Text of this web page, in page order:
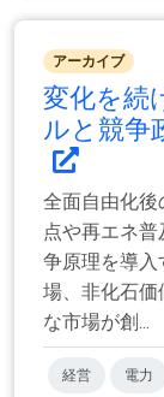
アーカイブ
変化を続
ルと競争
全面自由化
点や再エネ
争原理を導
場、非化石価
な市場が創...
経営 電力